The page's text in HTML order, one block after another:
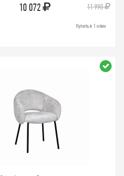
10 072 11 990
Купить в 1 клик